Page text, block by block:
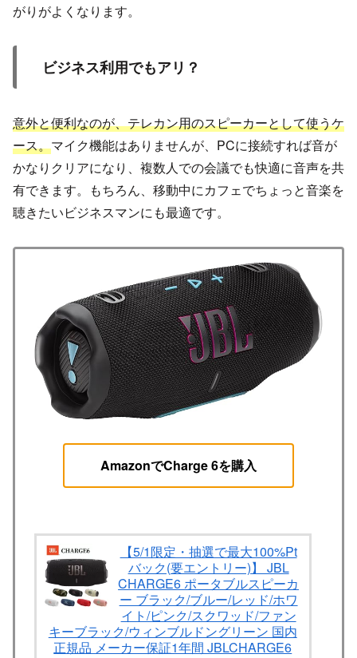
がりがよくなります。
ビジネス利用でもアリ？
意外と便利なのが、テレカン用のスピーカーとして使うケ
ース。マイク機能はありませんが、PCに接続すれば音が
かなりクリアになり、複数人での会議でも快適に音声を共
有できます。もちろん、移動中にカフェでちょっと音楽を
聴きたいビジネスマンにも最適です。
AmazonでCharge 6を購入
【5/1限定・抽選で最大100%Pt
バック(要エントリー)】 JBL
CHARGE6 ポータブルスピーカ
ー ブラック/ブルー/レッド/ホワ
イト/ピンク/スクワッド/ファン
キーブラック/ウィンブルドングリーン 国内
正規品 メーカー保証1年間 JBLCHARGE6